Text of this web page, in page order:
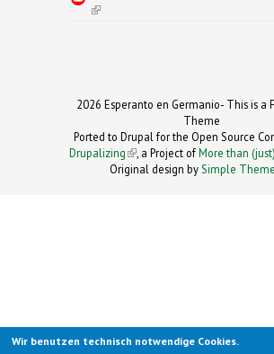
(link is external)
2026 Esperanto en Germanio- This is a
Theme
Ported to Drupal for the Open Source
Drupalizing(link is external)
, a Project ofMore than
Original design by Simple
Wir benutzen technisch notwendige Cookies.